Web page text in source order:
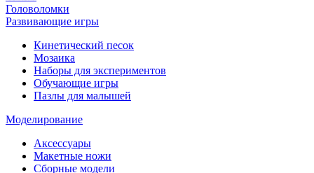
Головоломки
Развивающие игры
Кинетический песок
Мозаика
Наборы для экспериментов
Обучающие игры
Пазлы для малышей
Моделирование
Аксессуары
Макетные ножи
Сборные модели